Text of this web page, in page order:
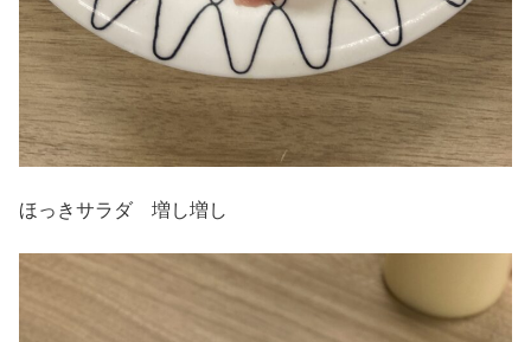
ほっきサラダ 増し増し